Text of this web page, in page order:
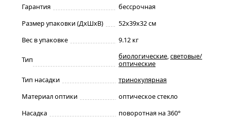
Гарантия
бессрочная
Размер упаковки (ДxШxВ)
52x39x32 см
Вес в упаковке
9.12 кг
Тип биологические,световые/
оптические
Тип насадки
тринокулярная
Материал оптики
оптическое стекло
Насадка
поворотная на 360°